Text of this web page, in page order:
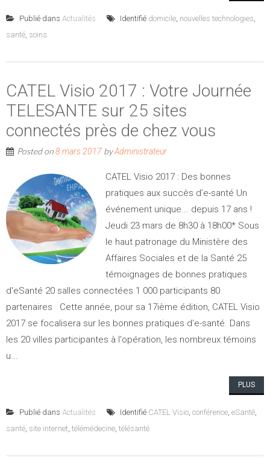
Publié dans Actualités Identifié domicile, nouvelles technologies,
santé, soins
CATEL Visio 2017 : Votre Journée
TELESANTE sur 25 sites
connectés près de chez vous
Posted on8 mars 2017 byAdministrateur
CATEL Visio 2017 : Des bonnes
pratiques aux succès d’e-santé Un
événement unique... depuis 17 ans !
Jeudi 23 mars de 8h30 à 18h00* Sous
le haut patronage du Ministère des
Affaires Sociales et de la Santé 25
témoignages de bonnes pratiques
d'eSanté 20 salles connectées 1 000 participants 80
partenaires Cette année, pour sa 17ième édition, CATEL Visio
2017 se focalisera sur les bonnes pratiques d'e-santé. Dans
les 20 villes participantes à l'opération, les nombreux témoins
u...
PLUS
Publié dans Actualités Identifié CATEL Visio, conférence, eSanté,
santé, site internet, télémédecine, télésanté